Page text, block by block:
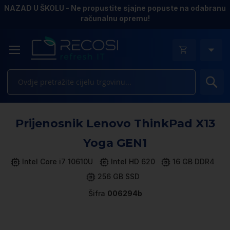
NAZAD U ŠKOLU - Ne propustite sjajne popuste na odabranu
računalnu opremu!
Prijenosnik Lenovo ThinkPad X13
Yoga GEN1
Intel Core i7 10610U Intel HD 620
16 GB DDR4
256 GB SSD
Šifra 006294b